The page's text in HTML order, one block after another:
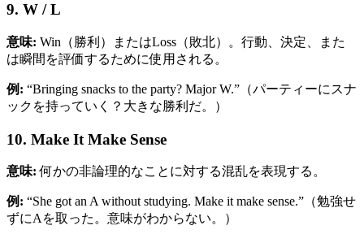
9. W / L
意味: Win（勝利）またはLoss（敗北）。行動、決定、また
は瞬間を評価するために使用される。
例: “Bringing snacks to the party? Major W.”（パーティーにスナ
ックを持っていく？大きな勝利だ。）
10. Make It Make Sense
意味: 何かの非論理的なことに対する混乱を表現する。
例: “She got an A without studying. Make it make sense.”（勉強せ
ずにAを取った。意味がわからない。）